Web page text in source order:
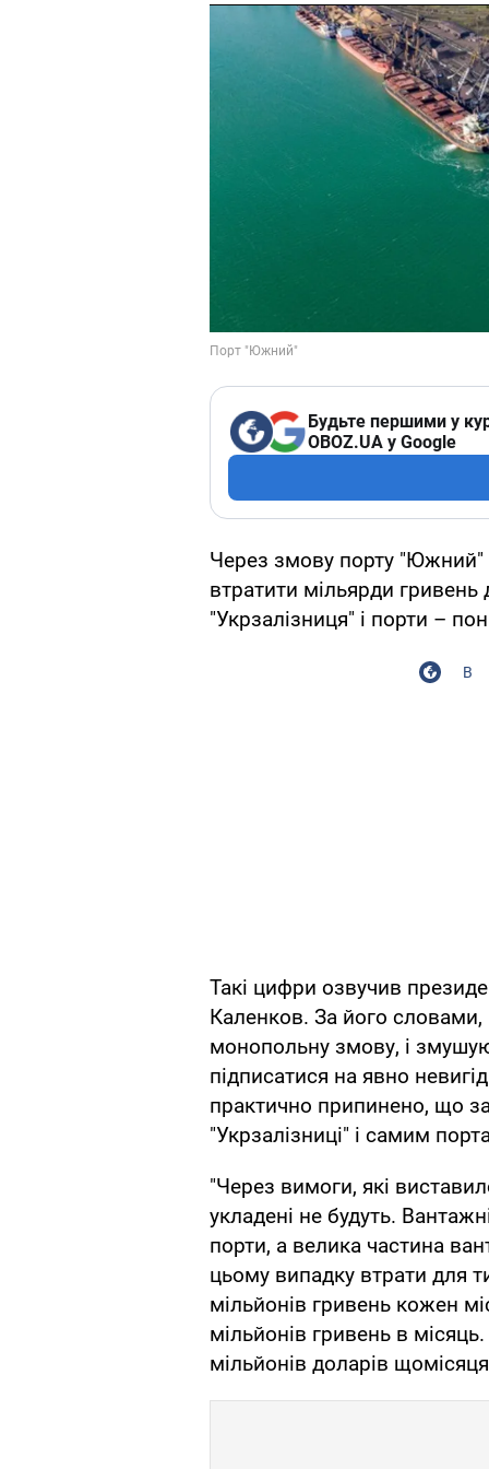
Будьте першими у
OBOZ.UA у Google
Через змову порту "Южний"
втратити мільярди гривень
"Укрзалізниця" і порти –
Такі цифри озвучив
Каленков. За його словами,
монопольну змову, і
підписатися на явно
практично припинено, що
"Укрзалізниці" і самим
"Через вимоги, які
укладені не будуть.
порти, а велика частина
цьому випадку втрати для
мільйонів гривень кожен
мільйонів гривень в
мільйонів доларів